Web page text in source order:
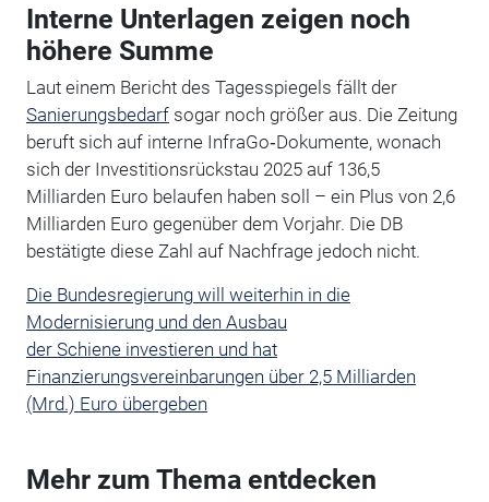
Interne Unterlagen zeigen noch
höhere Summe
Laut einem Bericht des Tagesspiegels fällt der
Sanierungsbedarfsogar noch größer aus. Die Zeitung
beruft sich auf interne InfraGo‑Dokumente, wonach
sich der Investitionsrückstau 2025 auf 136,5
Milliarden Euro belaufen haben soll – ein Plus von 2,6
Milliarden Euro gegenüber dem Vorjahr. Die DB
bestätigte diese Zahl auf Nachfrage jedoch nicht.
Die Bundesregierungwill weiterhin in die
Modernisierung und den Ausbau
der Schieneinvestieren und hat
Finanzierungsvereinbarungen über 2,5 Milliarden
(Mrd.) Euro übergeben
Mehr zum Thema entdecken